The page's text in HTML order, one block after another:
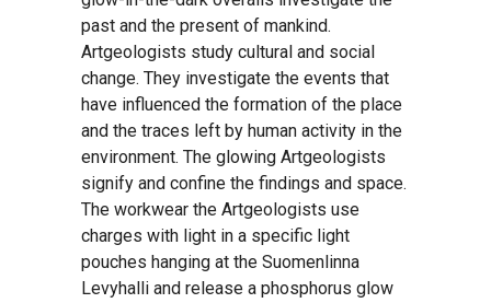
past and the present of mankind.
Artgeologists study cultural and social
change. They investigate the events that
have influenced the formation of the place
and the traces left by human activity in the
environment. The glowing Artgeologists
signify and confine the findings and space.
The workwear the Artgeologists use
charges with light in a specific light
pouches hanging at the Suomenlinna
Levyhalli and release a phosphorus glow